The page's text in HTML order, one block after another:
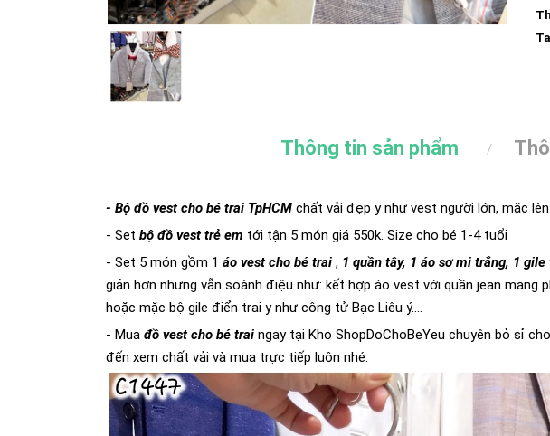
Thông tin sản phẩm
- Bộ đồ vest cho bé trai TpHCM chất vải đẹp y như vest người lớn, mặc
- Set bộ đồ vest trẻ em tới tận 5 món giá 550k. Size cho bé 1-4 tuổi
- Set 5 món gồm 1 áo vest cho bé trai , 1 quần tây, 1 áo sơ mi trắng, 1
giản hơn nhưng vẫn soành điệu như: kết hợp áo vest với quần jean
hoặc mặc bộ gile điển trai y như công tử Bạc Liêu ý....
- Mua đồ vest cho bé trai ngay tại Kho ShopDoChoBeYeu chuyên bỏ sỉ
đến xem chất vải và mua trực tiếp luôn nhé.